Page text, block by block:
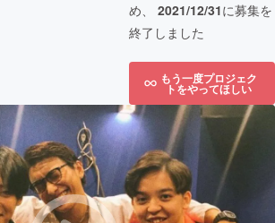
め、 2021/12/31に募集を
終了しました
もう一度プロジェク
トをやってほしい